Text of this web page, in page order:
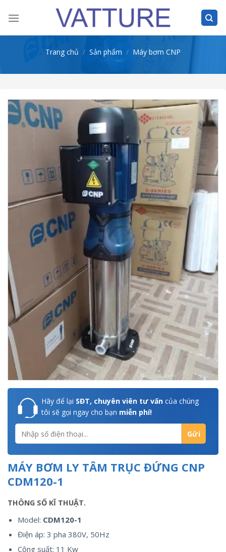
Trang chủ / Sản phẩm / Máy bơm CNP
Hãy để lại SĐT, chuyên viên tư vấn của chúng
tôi sẽ gọi ngay cho bạn miễn phí!
MÁY BƠM LY TÂM TRỤC ĐỨNG CNP
CDM120-1
THÔNG SỐ KĨ THUẬT.
Model: CDM120-1
Điện áp: 3 pha 380V, 50Hz
Công suất: 11 Kw